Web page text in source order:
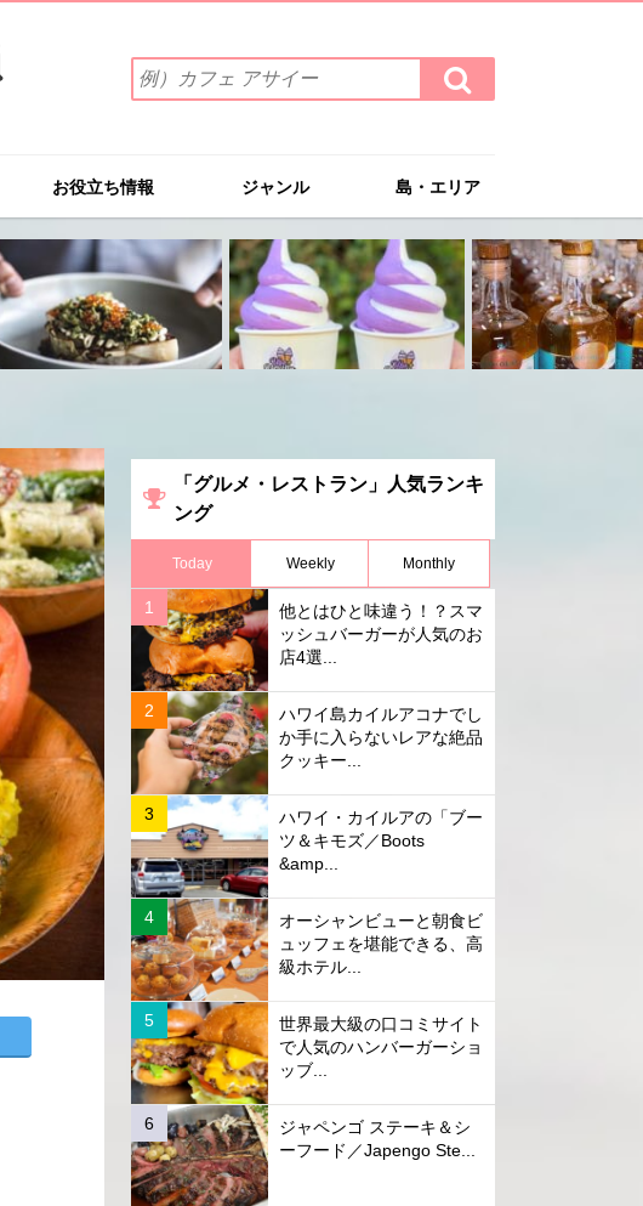
索
ワ
を
入
力
(例）
カ
フ
ェ
イ
ー
検
索
す
お役立ち情報 ジャンル 島・エリア
「グルメ・レストラン」人気ランキ
ング
Today Weekly Monthly
他とはひと味違う！？スマ
ッシュバーガーが人気のお
店4選...
ハワイ島カイルアコナでし
か手に入らないレアな絶品
クッキー...
ハワイ・カイルアの「ブー
ツ＆キモズ／Boots
&amp...
オーシャンビューと朝食ビ
ュッフェを堪能できる、高
級ホテル...
世界最大級の口コミサイト
で人気のハンバーガーショ
ッブ...
ジャペンゴ ステーキ＆シ
ーフード／Japengo Ste...